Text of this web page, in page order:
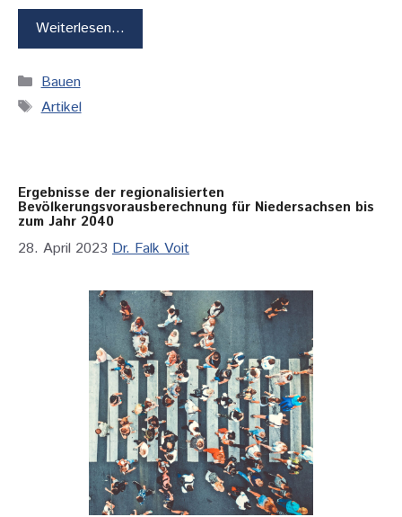
Weiterlesen…
Kategorien
Bauen
Schlagwörter
Artikel
Ergebnisse der regionalisierten
Bevölkerungsvorausberechnung für Niedersachsen bis
zum Jahr 2040
28. April 2023 Dr. Falk Voit